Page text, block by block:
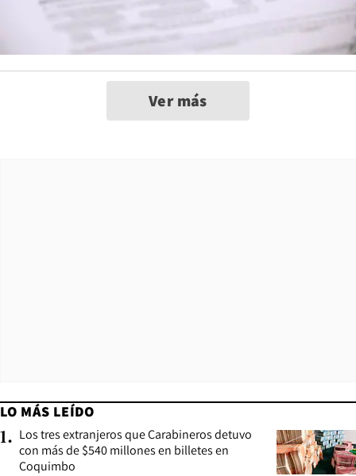
Ver más
LO MÁS LEÍDO
1. Los tres extranjeros que Carabineros detuvo
con más de $540 millones en billetes en
Coquimbo